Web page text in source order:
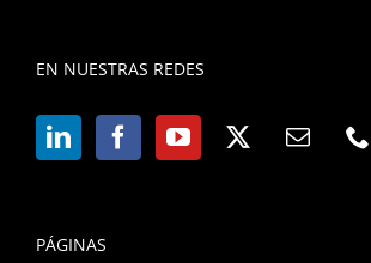
EN NUESTRAS REDES
PÁGINAS